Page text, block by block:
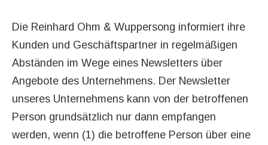
Die Reinhard Ohm & Wuppersong informiert ihre
Kunden und Geschäftspartner in regelmäßigen
Abständen im Wege eines Newsletters über
Angebote des Unternehmens. Der Newsletter
unseres Unternehmens kann von der betroffenen
Person grundsätzlich nur dann empfangen
werden, wenn (1) die betroffene Person über eine